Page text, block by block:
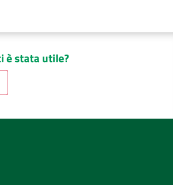
è stata utile?